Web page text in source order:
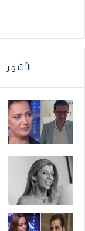
الأشهر